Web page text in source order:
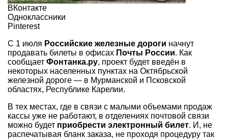
ВКонтакте
Одноклассники
Pinterest
С 1 июля Российские железные дороги начнут
продавать билеты в офисах Почты России. Как
сообщает Фонтанка.ру, проект будет введён в
некоторых населенных пунктах на Октябрьской
железной дороге — в Мурманской и Псковской
областях, Республике Карелии.
В тех местах, где в связи с малыми объемами продаж
кассы уже не работают, в отделениях почтовой связи
можно будет приобрести электронный билет. И, не
распечатывая бланк заказа, не проходя процедуру так